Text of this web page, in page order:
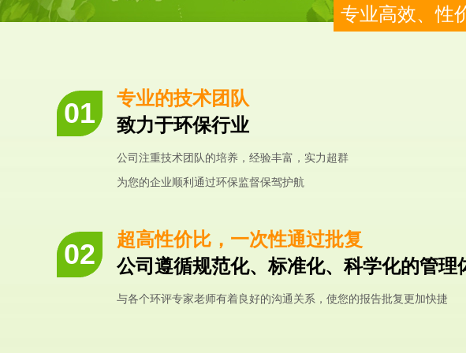
专业高效、性
专业的技术团队
致力于环保行业
公司注重技术团队的培养，经验丰富，实力超群
为您的企业顺利通过环保监督保驾护航
超高性价比，一次性通过批复
公司遵循规范化、标准化、科学化的管理
与各个环评专家老师有着良好的沟通关系，使您的报告批复更加快捷